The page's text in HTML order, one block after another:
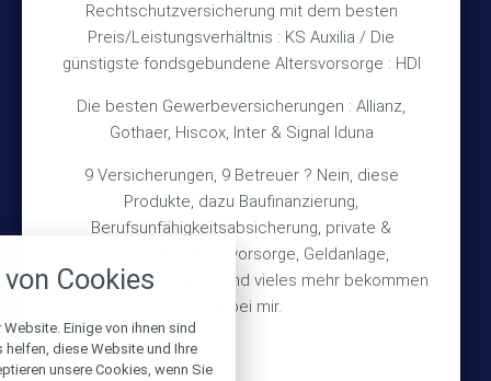
Rechtschutzversicherung mit dem besten
Preis/Leistungsverhältnis : KS Auxilia / Die
günstigste fondsgebundene Altersvorsorge : HDI
Die besten Gewerbeversicherungen : Allianz,
Gothaer, Hiscox, Inter & Signal Iduna
9 Versicherungen, 9 Betreuer ? Nein, diese
Produkte, dazu Baufinanzierung,
Berufsunfähigkeitsabsicherung, private &
betriebliche Altersvorsorge, Geldanlage,
Gebäudeversicherung und vieles mehr bekommen
Sie bei mir.
Datenschutz
Erstinformation
Wichtiges
Über mich
Bedarfsermittlung
Schadensmeldung
© 2026 Versicherungsmakler Haberkamp GmbH
Cookies
Einige von ihnen sind
diese Website und Ihre
unsere Cookies, wenn Sie
alle verwendeten Cookies und
zu blockieren.
Notwendig